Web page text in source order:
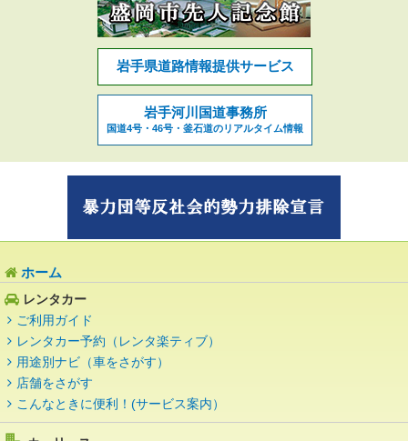
岩手県道路情報提供サービス
岩手河川国道事務所
国道4号・46号・釜石道のリアルタイム情報
ホーム
レンタカー
ご利用ガイド
レンタカー予約（レンタ楽ティブ）
用途別ナビ（車をさがす）
店舗をさがす
こんなときに便利！(サービス案内）